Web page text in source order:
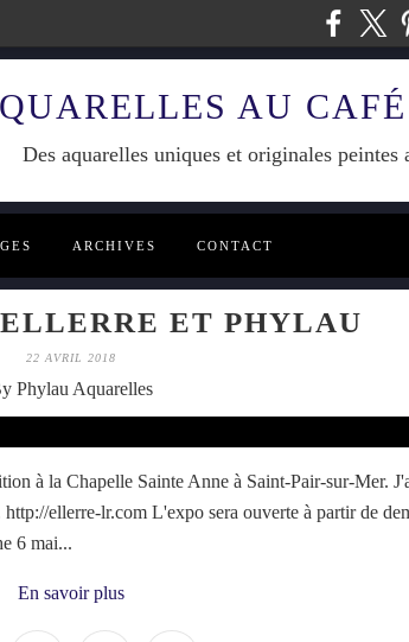
AU
Des aquarelles uniques et originales peintes
ARCHIVES CONTACT
ET PHYLAU
22 AVRIL 2018
Phylau Aquarelles
à la Chapelle Sainte Anne à Saint-Pair-sur-Mer.
ellerre-lr.com L'expo sera ouverte à partir de
6 mai...
En savoir plus